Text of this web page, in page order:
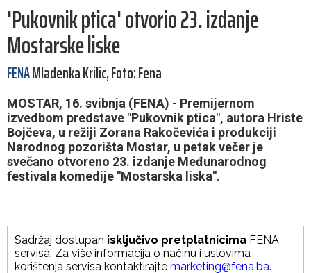
'Pukovnik ptica' otvorio 23. izdanje
Mostarske liske
FENAMladenka Krilic, Foto: Fena
MOSTAR, 16. svibnja (FENA) - Premijernom
izvedbom predstave "Pukovnik ptica", autora Hriste
Bojčeva, u režiji Zorana Rakočevića i produkciji
Narodnog pozorišta Mostar, u petak večer je
svečano otvoreno 23. izdanje Međunarodnog
festivala komedije "Mostarska liska".
Sadržaj dostupan isključivo pretplatnicima FENA
servisa. Za više informacija o načinu i uslovima
korištenja servisa kontaktirajte marketing@fena.ba.